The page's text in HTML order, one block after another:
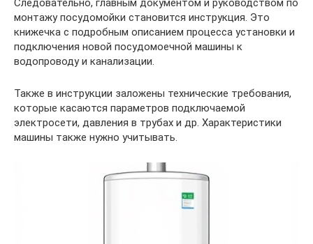
Следовательно, главным документом и руководством по
монтажу посудомойки становится инструкция. Это
книжечка с подробным описанием процесса установки и
подключения новой посудомоечной машины к
водопроводу и канализации.
Также в инструкции заложены технические требования,
которые касаются параметров подключаемой
электросети, давления в трубах и др. Характеристики
машины также нужно учитывать.